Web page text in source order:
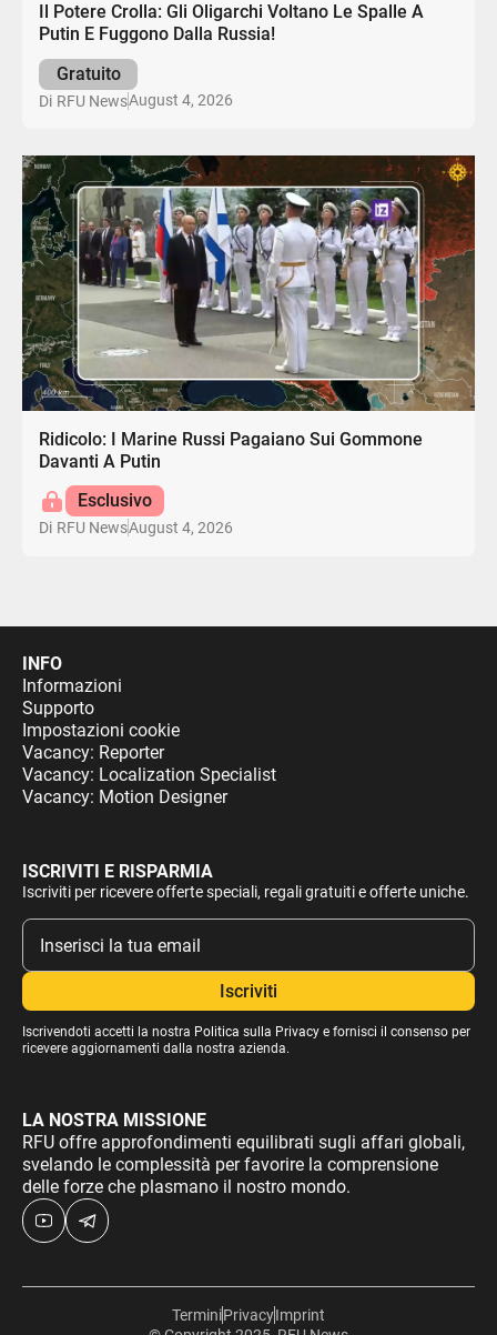
Il Potere Crolla: Gli Oligarchi Voltano Le Spalle A
Putin E Fuggono Dalla Russia!
Gratuito
Di RFU NewsAugust 4, 2026
Ridicolo: I Marine Russi Pagaiano Sui Gommone
Davanti A Putin
Esclusivo
Di RFU NewsAugust 4, 2026
INFO
Informazioni
Supporto
Impostazioni cookie
Vacancy: Reporter
Vacancy: Localization Specialist
Vacancy: Motion Designer
ISCRIVITI E RISPARMIA
Iscriviti per ricevere offerte speciali, regali gratuiti e offerte uniche.
Iscrivendoti accetti la nostra Politica sulla Privacye fornisci il consenso per
ricevere aggiornamenti dalla nostra azienda.
LA NOSTRA MISSIONE
RFU offre approfondimenti equilibrati sugli affari globali,
svelando le complessità per favorire la comprensione
delle forze che plasmano il nostro mondo.
TerminiPrivacyImprint